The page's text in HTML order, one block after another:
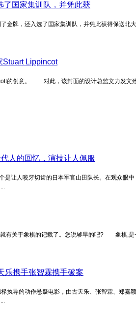
了国家集训队，并凭此获
金牌，还入选了国家集训队，并凭此获得保送北
Stuart Lippincot
的创意。 对此，该封面的设计总监文力发文
人的回忆，演技让人佩服
让人咬牙切齿的日本军官山田队长。在观众眼中
就有关于象棋的记载了。您说够早的吧? 象棋,是
乐携手张智霖携手破案
执导的动作悬疑电影，由古天乐、张智霖、郑嘉